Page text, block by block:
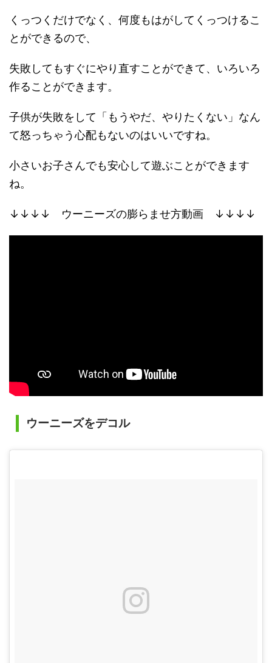
くっつくだけでなく、何度もはがしてくっつけるこ
とができるので、
失敗してもすぐにやり直すことができて、いろいろ
作ることができます。
子供が失敗をして「もうやだ、やりたくない」なん
て怒っちゃう心配もないのはいいですね。
小さいお子さんでも安心して遊ぶことができます
ね。
↓↓↓↓ ウーニーズの膨らませ方動画 ↓↓↓↓
ウーニーズをデコル